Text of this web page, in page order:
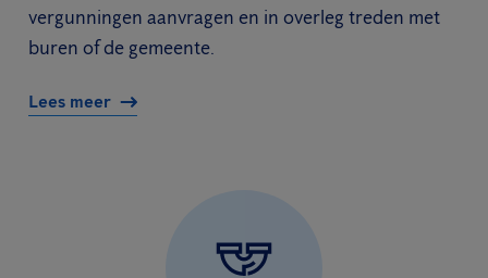
vergunningen aanvragen en in overleg treden met
buren of de gemeente.
Lees meer